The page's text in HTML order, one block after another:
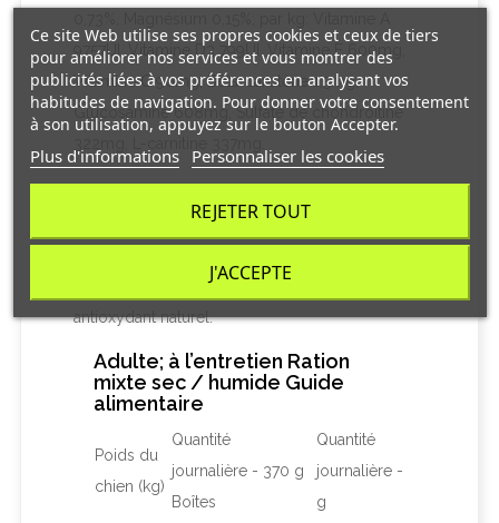
9757UI, Vitamine D3 799UI, Vitamine E 600mg,
Vitamine C 90mg, Bêta-carotène 1,5mg,
Glucosamine 608mg, Sulfate de chondroïtine
(Fer) 73,3mg, 3b202 (Iode) 1,1mg, 3b405 (Cuivre)
152mg, 3b801 (Sélénium) 0,2mg; avec un
antioxydant naturel.
Adulte; à l’entretien Ration
mixte sec / humide Guide
alimentaire
Poids du
chien (kg)
Quantité
journalière - 370 g
Boîtes
Quantité
journalière -
g
Ce site Web utilise ses propres cookies et ceux de tiers
pour améliorer nos services et vous montrer des
publicités liées à vos préférences en analysant vos
habitudes de navigation. Pour donner votre consentement
à son utilisation, appuyez sur le bouton Accepter.
Plus d'informations Personnaliser les cookies
REJETER TOUT
J'ACCEPTE